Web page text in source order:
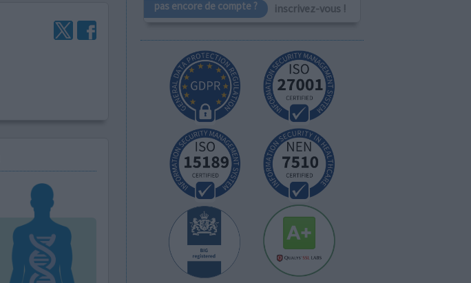
pas encore de compte ? inscrivez-vous !